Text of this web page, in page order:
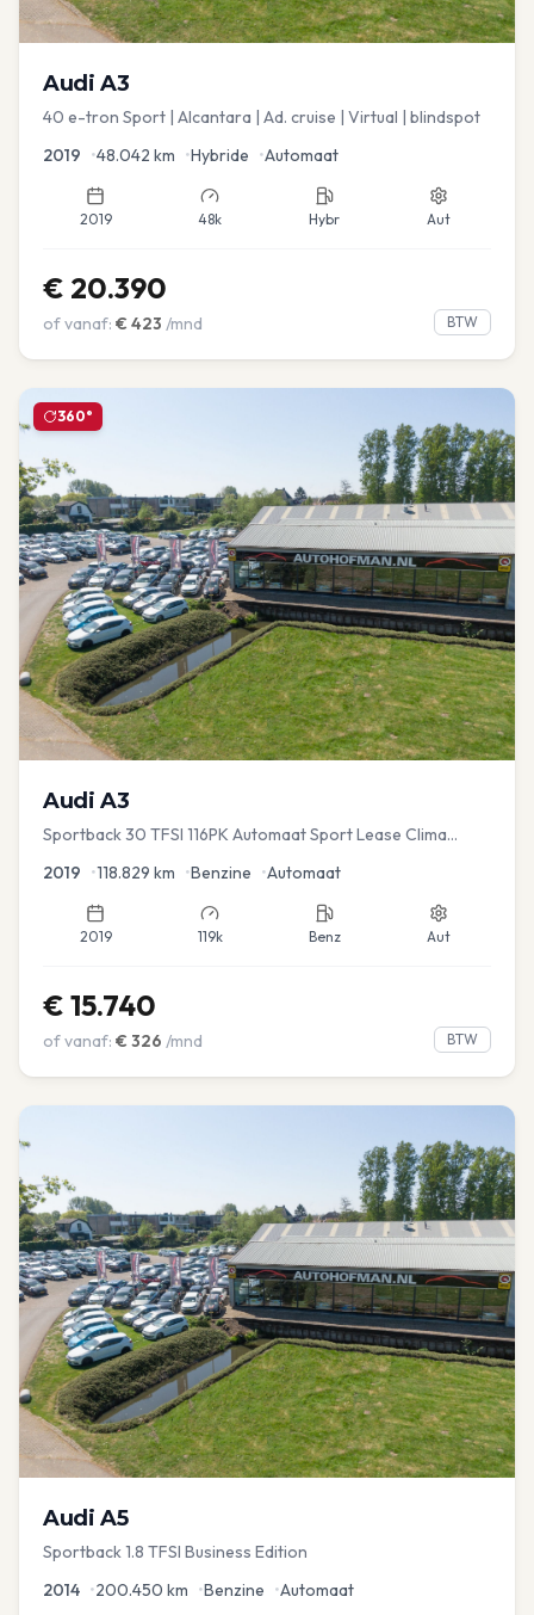
Audi A3
40 e-tron Sport | Alcantara | Ad. cruise | Virtual | blindspot
2019 •48.042 km •Hybride •Automaat
2019 48k Hybr Aut
€ 20.390
of vanaf: € 423 /mnd BTW
360°
Audi A3
Sportback 30 TFSI 116PK Automaat Sport Lease Clima
2019 •118.829 km •Benzine •Automaat
2019 119k Benz Aut
€ 15.740
of vanaf: € 326 /mnd BTW
Audi A5
Sportback 1.8 TFSI Business Edition
2014 •200.450 km •Benzine •Automaat